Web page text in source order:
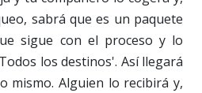
sabrá que es un paquete
sigue con el proceso y lo
los destinos'. Así llegará
mismo. Alguien lo recibirá y,